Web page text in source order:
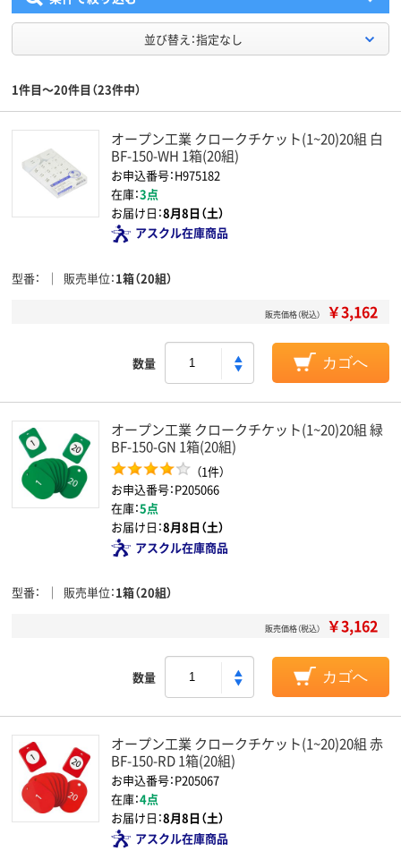
並び替え：指定なし
1件目～20件目（23件中）
オープン工業 クロークチケット(1~20)20組 白
BF-150-WH 1箱(20組)
お申込番号：H975182
在庫：3点
お届け日：8月8日（土）
アスクル在庫商品
型番 販売単位 1箱（20組）
販売価格（税込） ￥3,162
数量 カゴへ
オープン工業 クロークチケット(1~20)20組 緑
BF-150-GN 1箱(20組)
（1件）
お申込番号：P205066
在庫：5点
お届け日：8月8日（土）
アスクル在庫商品
型番 販売単位 1箱（20組）
販売価格（税込） ￥3,162
数量 カゴへ
オープン工業 クロークチケット(1~20)20組 赤
BF-150-RD 1箱(20組)
お申込番号：P205067
在庫：4点
お届け日：8月8日（土）
アスクル在庫商品